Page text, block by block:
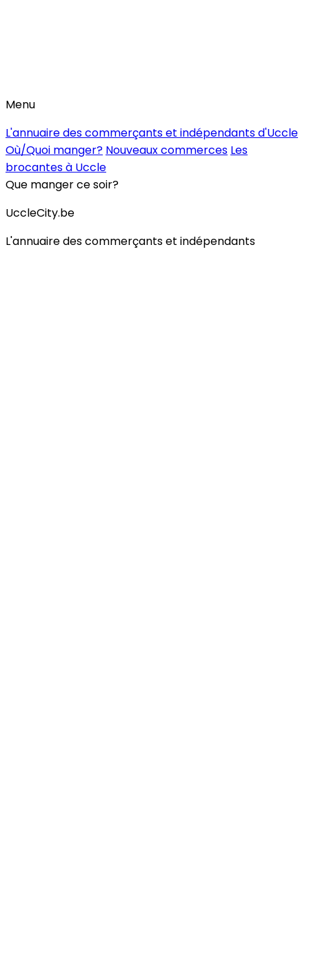
Menu
L'annuaire des commerçants et indépendants d'Uccle
Où/Quoi manger? Nouveaux commerces Les
brocantes à Uccle
Que manger ce soir?
UccleCity.be
L'annuaire des commerçants et indépendants